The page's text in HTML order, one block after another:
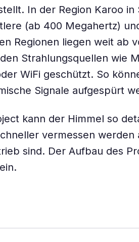
In der Region Karoo in
(ab 400 Megahertz)
Regionen liegen weit ab
Strahlungsquellen wie
WiFi geschützt. So
Signale aufgespürt
kann der Himmel so
vermessen werden
sind. Der Aufbau des